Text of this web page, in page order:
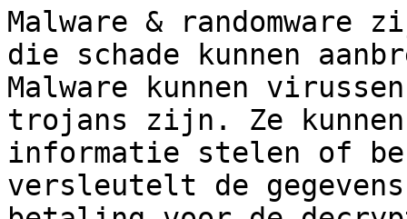
Malware & randomware
die schade kunnen
Malware kunnen
trojans zijn. Ze
informatie stelen of
versleutelt de